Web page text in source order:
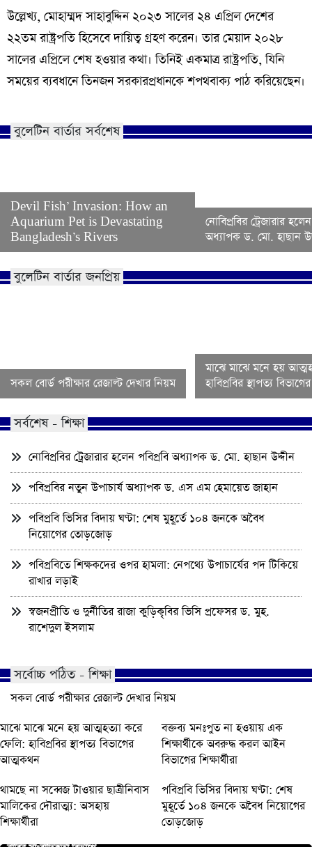
উল্লেখ্য, মোহাম্মদ সাহাবুদ্দিন ২০২৩ সালের ২৪ এপ্রিল দেশের
২২তম রাষ্ট্রপতি হিসেবে দায়িত্ব গ্রহণ করেন। তার মেয়াদ ২০২৮
সালের এপ্রিলে শেষ হওয়ার কথা। তিনিই একমাত্র রাষ্ট্রপতি, যিনি
সময়ের ব্যবধানে তিনজন সরকারপ্রধানকে শপথবাক্য পাঠ করিয়েছেন।
বুলেটিন বার্তার সর্বশেষ
Devil Fish’ Invasion: How an
Aquarium Pet is Devastating
Bangladesh’s Rivers
নোবিপ্রবির ট্রেজারার
অধ্যাপক ড. মো. হাছান
বুলেটিন বার্তার জনপ্রিয়
সকল বোর্ড পরীক্ষার রেজাল্ট দেখার নিয়ম
মাঝে মাঝে মনে হয়
হাবিপ্রবির স্থাপত্য
সর্বশেষ - শিক্ষা
নোবিপ্রবির ট্রেজারার হলেন পবিপ্রবি অধ্যাপক ড. মো. হাছান উদ্দীন
পবিপ্রবির নতুন উপাচার্য অধ্যাপক ড. এস এম হেমায়েত জাহান
পবিপ্রবি ভিসির বিদায় ঘণ্টা: শেষ মুহূর্তে ১০৪ জনকে অবৈধ
নিয়োগের তোড়জোড়
পবিপ্রবিতে শিক্ষকদের ওপর হামলা: নেপথ্যে উপাচার্যের পদ টিকিয়ে
রাখার লড়াই
স্বজনপ্রীতি ও দুর্নীতির রাজা কুড়িকৃবির ভিসি প্রফেসর ড. মুহ.
রাশেদুল ইসলাম
সর্বোচ্চ পঠিত - শিক্ষা
সকল বোর্ড পরীক্ষার রেজাল্ট দেখার নিয়ম
মাঝে মাঝে মনে হয় আত্মহত্যা করে
ফেলি: হাবিপ্রবির স্থাপত্য বিভাগের
আত্মকথন
বক্তব্য মনঃপুত না হওয়ায় এক
শিক্ষার্থীকে অবরুদ্ধ করল আইন
বিভাগের শিক্ষার্থীরা
থামছে না সব্বেজ টাওয়ার ছাত্রীনিবাস
মালিকের দৌরাত্ম্য: অসহায়
শিক্ষার্থীরা
পবিপ্রবি ভিসির বিদায় ঘণ্টা: শেষ
মুহূর্তে ১০৪ জনকে অবৈধ নিয়োগের
তোড়জোড়